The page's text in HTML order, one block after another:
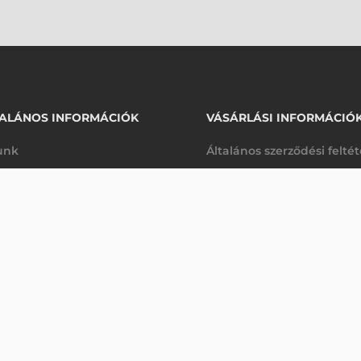
INFORMÁCIÓK VÁSÁRLÁSI
Általános szerződési